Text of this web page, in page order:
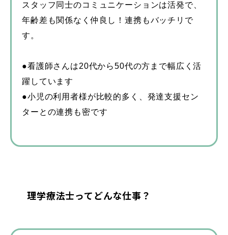
スタッフ同士のコミュニケーションは活発で、
年齢差も関係なく仲良し！連携もバッチリで
す。
●看護師さんは20代から50代の方まで幅広く活
躍しています
●小児の利用者様が比較的多く、発達支援セン
ターとの連携も密です
理学療法士ってどんな仕事？